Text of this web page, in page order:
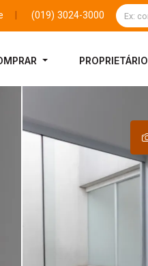
(019) 3024-3000
PROPRIETÁRIO